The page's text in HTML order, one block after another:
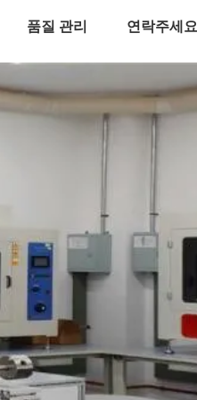
품질 관리 연락주세요